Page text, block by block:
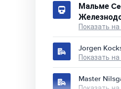
Мальме
Показать на
Jorgen
Показать на
Master